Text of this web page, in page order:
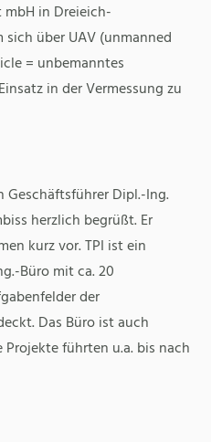
in Dreieich-
über UAV (unmanned
= unbemanntes
in der Vermessung zu
Dipl.-Ing.
herzlich begrüßt. Er
kurz vor. TPI ist ein
Büro mit ca. 20
der
Das Büro ist auch
führten u.a. bis nach